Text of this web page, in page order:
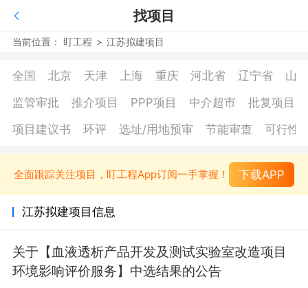
找项目
当前位置： 盯工程 > 江苏拟建项目
全国 北京 天津 上海 重庆 河北省 辽宁省
山
监管审批
推介项目 PPP项目 中介超市
批复项目
项目建议书
环评 选址/用地预审 节能审查 可行性
全面跟踪关注项目，盯工程App订阅一手掌握！ 下载APP
江苏拟建项目信息
关于【血液透析产品开发及测试实验室改造项目
环境影响评价服务】中选结果的公告